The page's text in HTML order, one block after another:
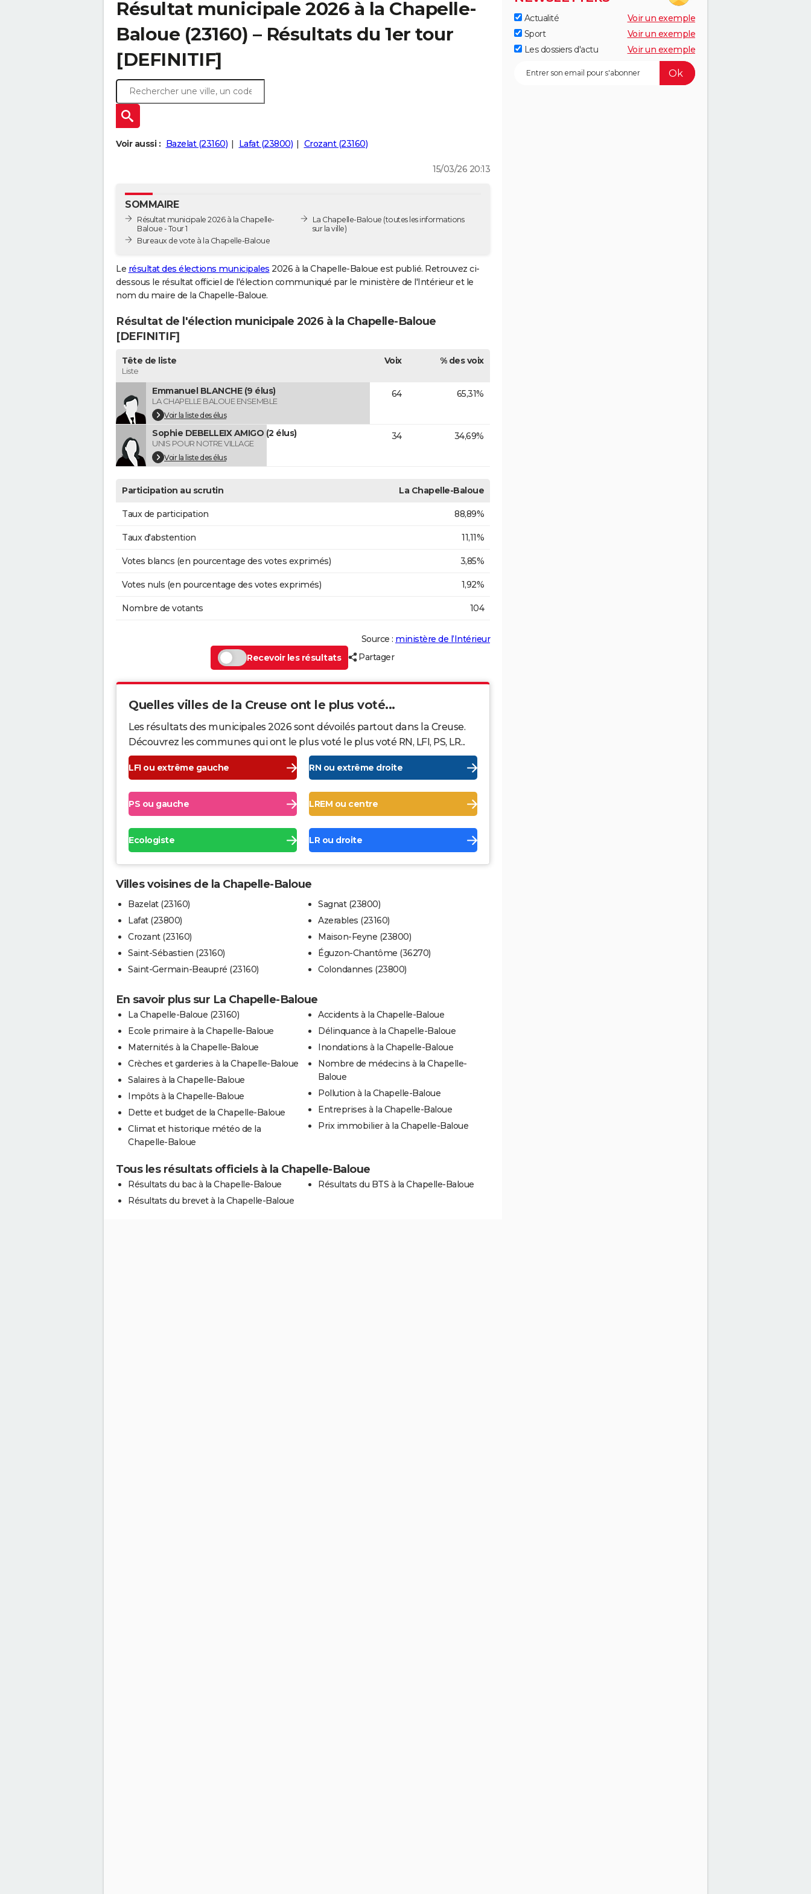
Résultat municipale 2026 à la Chapelle-
Baloue (23160) – Résultats du 1er tour
[DEFINITIF]
Voir aussi : Bazelat (23160) Lafat (23800) Crozant (23160)
15/03/26 20:13
SOMMAIRE
Résultat municipale 2026 à la Chapelle-
Baloue - Tour 1
Bureaux de vote à la Chapelle-Baloue
La Chapelle-Baloue (toutes les informations
sur la ville)
Le résultat des élections municipales 2026 à la Chapelle-Baloue est publié. Retrouvez ci-
dessous le résultat officiel de l'élection communiqué par le ministère de l'Intérieur et le
nom du maire de la Chapelle-Baloue.
Résultat de l'élection municipale 2026 à la Chapelle-Baloue
[DEFINITIF]
Tête de liste
Liste
Voix % des voix
Emmanuel BLANCHE (9 élus)
LA CHAPELLE BALOUE ENSEMBLE
Voir la liste des élus
64 65,31%
Sophie DEBELLEIX AMIGO (2 élus)
UNIS POUR NOTRE VILLAGE
Voir la liste des élus
34 34,69%
Participation au scrutin La Chapelle-Baloue
Taux de participation 88,89%
Taux d'abstention 11,11%
Votes blancs (en pourcentage des votes exprimés) 3,85%
Votes nuls (en pourcentage des votes exprimés) 1,92%
Nombre de votants 104
Source : ministère de l’Intérieur
Recevoir les résultats
Partager
Quelles villes de la Creuse ont le plus voté...
Les résultats des municipales 2026 sont dévoilés partout dans la Creuse.
Découvrez les communes qui ont le plus voté le plus voté RN, LFI, PS, LR...
LFI ou extrême gauche RN ou extrême droite
PS ou gauche LREM ou centre
Ecologiste LR ou droite
Villes voisines de la Chapelle-Baloue
Bazelat (23160)
Lafat (23800)
Crozant (23160)
Saint-Sébastien (23160)
Saint-Germain-Beaupré (23160)
Sagnat (23800)
Azerables (23160)
Maison-Feyne (23800)
Éguzon-Chantôme (36270)
Colondannes (23800)
En savoir plus sur La Chapelle-Baloue
La Chapelle-Baloue (23160)
Ecole primaire à la Chapelle-Baloue
Maternités à la Chapelle-Baloue
Crèches et garderies à la Chapelle-Baloue
Salaires à la Chapelle-Baloue
Impôts à la Chapelle-Baloue
Dette et budget de la Chapelle-Baloue
Climat et historique météo de la
Chapelle-Baloue
Accidents à la Chapelle-Baloue
Délinquance à la Chapelle-Baloue
Inondations à la Chapelle-Baloue
Nombre de médecins à la Chapelle-
Baloue
Pollution à la Chapelle-Baloue
Entreprises à la Chapelle-Baloue
Prix immobilier à la Chapelle-Baloue
Tous les résultats officiels à la Chapelle-Baloue
Résultats du bac à la Chapelle-Baloue
Résultats du brevet à la Chapelle-Baloue
Résultats du BTS à la Chapelle-Baloue
Actualité
Voir un exemple
Sport
Voir un exemple
Les dossiers d'actu
Voir un exemple